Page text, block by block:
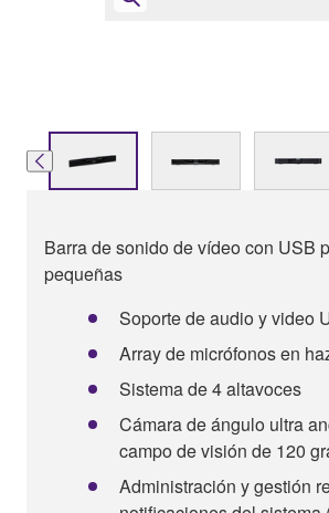
Barra de sonido de vídeo con USB
pequeñas
Soporte de audio y video
Array de micrófonos en
Sistema de 4 altavoces
Cámara de ángulo ultra
campo de visión de 120
Administración y gestión